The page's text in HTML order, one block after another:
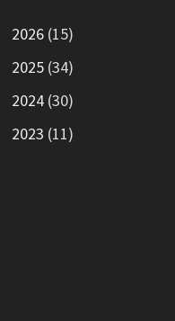
2026(15)
2025(34)
2024(30)
2023 (11)